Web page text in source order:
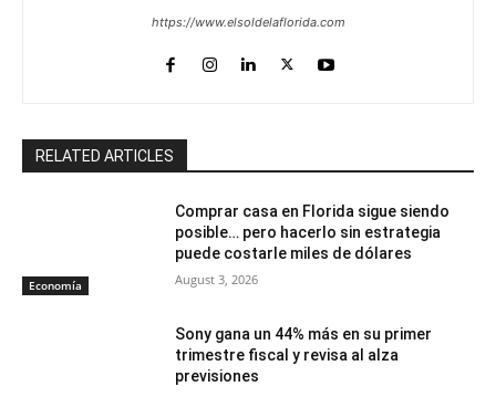
https://www.elsoldelaflorida.com
RELATED ARTICLES
Economía
Comprar casa en Florida sigue siendo
posible… pero hacerlo sin estrategia
puede costarle miles de dólares
August 3, 2026
Sony gana un 44% más en su primer
trimestre fiscal y revisa al alza
previsiones